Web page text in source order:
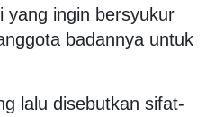
yang ingin bersyukur
badannya untuk
lalu disebutkan sifat-